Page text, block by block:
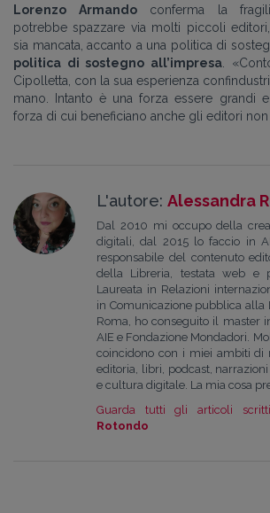
Lorenzo Armandoconferma la
potrebbe spazzare via molti piccoli
sia mancata, accanto a una politica di
politica di sostegno all’impresa .
Cipolletta, con la sua esperienza
mano. Intanto è una forza essere grandi
forza di cui beneficiano anche gli editori non
L'autore: Alessandra
Dal 2010 mi occupo della
digitali, dal 2015 lo faccio in
responsabile del contenuto
della Libreria, testata web e
Laureata in Relazioni
in Comunicazione pubblica alla
Roma, ho conseguito il master
AIE e Fondazione Mondadori.
coincidono con i miei ambiti di
editoria, libri, podcast,
e cultura digitale. La mia cosa
Guarda tutti gli articoli
Rotondo